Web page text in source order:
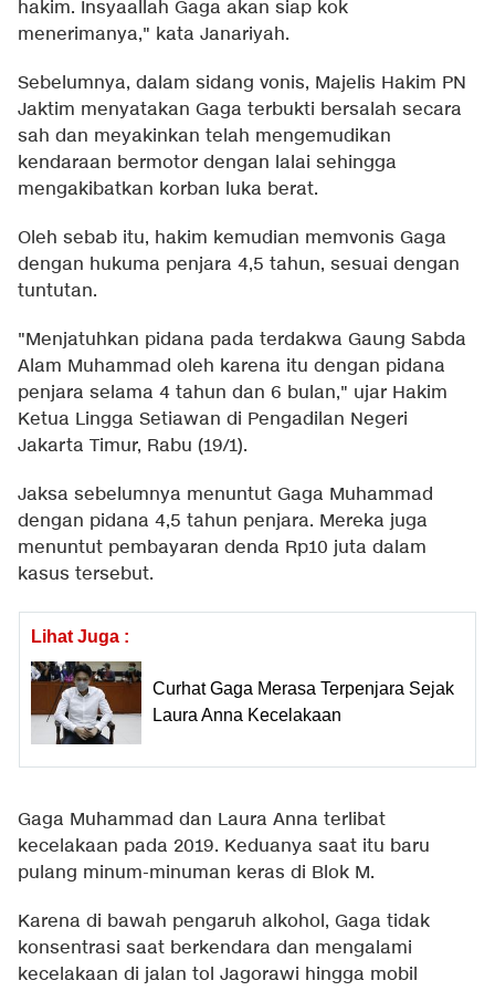
hakim. Insyaallah Gaga akan siap kok
menerimanya," kata Janariyah.
Sebelumnya, dalam sidang vonis, Majelis Hakim PN
Jaktim menyatakan Gaga terbukti bersalah secara
sah dan meyakinkan telah mengemudikan
kendaraan bermotor dengan lalai sehingga
mengakibatkan korban luka berat.
Oleh sebab itu, hakim kemudian memvonis Gaga
dengan hukuma penjara 4,5 tahun, sesuai dengan
tuntutan.
"Menjatuhkan pidana pada terdakwa Gaung Sabda
Alam Muhammad oleh karena itu dengan pidana
penjara selama 4 tahun dan 6 bulan," ujar Hakim
Ketua Lingga Setiawan di Pengadilan Negeri
Jakarta Timur, Rabu (19/1).
Jaksa sebelumnya menuntut Gaga Muhammad
dengan pidana 4,5 tahun penjara. Mereka juga
menuntut pembayaran denda Rp10 juta dalam
kasus tersebut.
Lihat Juga :
Curhat Gaga Merasa Terpenjara Sejak
Laura Anna Kecelakaan
Gaga Muhammad dan Laura Anna terlibat
kecelakaan pada 2019. Keduanya saat itu baru
pulang minum-minuman keras di Blok M.
Karena di bawah pengaruh alkohol, Gaga tidak
konsentrasi saat berkendara dan mengalami
kecelakaan di jalan tol Jagorawi hingga mobil